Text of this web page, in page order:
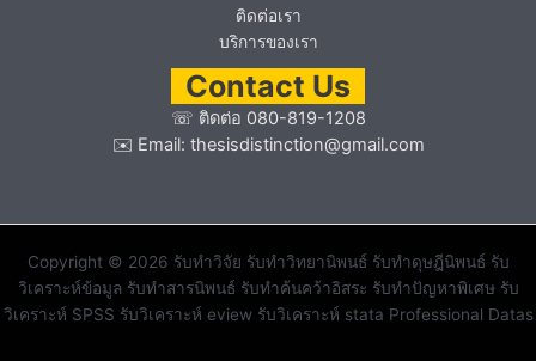
ติดต่อเรา
บริการของเรา
Contact Us
☏ ติดต่อ 080-819-1208
✉️ Email: thesisdistinction@gmail.com
Copyright © 2026 รับทำวิจัย รับทำวิทยานิพนธ์ รับทำดุษฎีนิพนธ์ รับ
วิเคราะห์ข้อมูล รับทำสารนิพนธ์ รับทำค้นคว้าอิสระ รับทำปัญหาพิเศษ รับ
วิเคราะห์ SPSS รับวิเคราะห์ eview รับวิเคราะห์ stata Professional Datas